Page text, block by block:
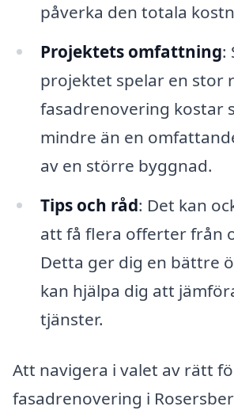
påverka den totala
Projektets omfattning:
projektet spelar en stor
fasadrenovering kostar
mindre än en
av en större byggnad.
Tips och råd: Det kan
att få flera offerter från
Detta ger dig en bättre
kan hjälpa dig att
tjänster.
Att navigera i valet av rätt
fasadrenovering i